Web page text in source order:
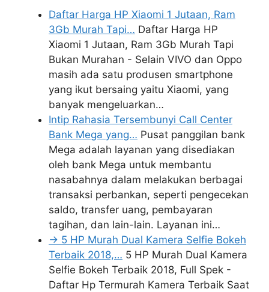
Daftar Harga HP Xiaomi 1 Jutaan, Ram
3Gb Murah Tapi… Daftar Harga HP
Xiaomi 1 Jutaan, Ram 3Gb Murah Tapi
Bukan Murahan - Selain VIVO dan Oppo
masih ada satu produsen smartphone
yang ikut bersaing yaitu Xiaomi, yang
banyak mengeluarkan…
Intip Rahasia Tersembunyi Call Center
Bank Mega yang… Pusat panggilan bank
Mega adalah layanan yang disediakan
oleh bank Mega untuk membantu
nasabahnya dalam melakukan berbagai
transaksi perbankan, seperti pengecekan
saldo, transfer uang, pembayaran
tagihan, dan lain-lain. Layanan ini…
-> 5 HP Murah Dual Kamera Selfie Bokeh
Terbaik 2018,… 5 HP Murah Dual Kamera
Selfie Bokeh Terbaik 2018, Full Spek -
Daftar Hp Termurah Kamera Terbaik Saat